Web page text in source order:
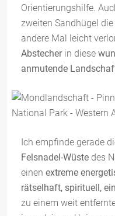
Orientierungshilfe.
zweiten Sandhügel
andere Mal leicht
Abstecherin diese
anmutende
Ich empfinde gerade
Felsnadel-Wüste des
einen extreme
rätselhaft, spirituell,
zu einem weit